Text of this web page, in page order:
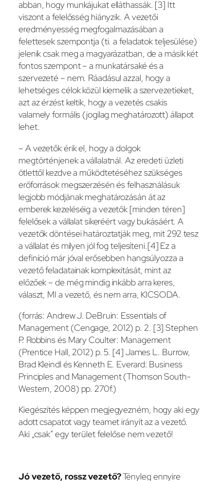
abban, hogy munkájukat elláthassák. [3] Itt
viszont a felelősség hiányzik. A vezetői
eredményesség megfogalmazásában a
felettesek szempontja (ti. a feladatok teljesülése)
jelenik csak meg a magyarázatban, de a másik két
fontos szempont – a munkatársaké és a
szervezeté – nem. Ráadásul azzal, hogy a
lehetséges célok közül kiemelik a szervezetieket,
azt az érzést keltik, hogy a vezetés csakis
valamely formális (jogilag meghatározott) állapot
lehet.
– A vezetők érik el, hogy a dolgok
megtörténjenek a vállalatnál. Az eredeti üzleti
ötlettől kezdve a működtetéséhez szükséges
erőforrások megszerzésén és felhasználásuk
legjobb módjának meghatározásán át az
emberek kezeléséig a vezetők [minden téren]
felelősek a vállalat sikeréért vagy bukásáért. A
vezetők döntései határoztatják meg, mit 292 tesz
a vállalat és milyen jól fog teljesíteni.[4] Ez a
definíció már jóval erősebben hangsúlyozza a
vezető feladatainak komplexitását, mint az
előzőek – de még mindig inkább arra keres,
választ, MI a vezető, és nem arra, KICSODA.
(forrás: Andrew J. DeBruin: Essentials of
Management (Cengage, 2012) p. 2. [3] Stephen
P. Robbins és Mary Coulter: Management
(Prentice Hall, 2012) p. 5. [4] James L. Burrow,
Brad Kleindl és Kenneth E. Everard: Business
Principles and Management (Thomson South-
Western, 2008) pp. 270f.)
Kiegészítés képpen megjegyezném, hogy aki egy
adott csapatot vagy teamet irányít az a vezető.
Aki „csak” egy terület felelőse nem vezető!
Jó vezető, rossz vezető?Tényleg ennyire